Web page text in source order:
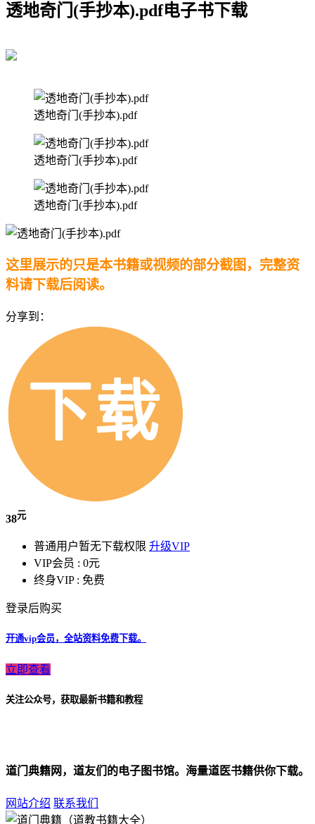
透地奇门(手抄本).pdf电子书下载
透地奇门(手抄本).pdf
透地奇门(手抄本).pdf
透地奇门(手抄本).pdf
这里展示的只是本书籍或视频的部分截图，完整资
料请下载后阅读。
分享到：
38元
普通用户暂无下载权限 升级VIP
VIP会员 : 0元
终身VIP : 免费
登录后购买
开通vip会员，全站资料免费下载。
立即查看
关注公众号，获取最新书籍和教程
道门典籍网，道友们的电子图书馆。海量道医书籍供你下载。
网站介绍 联系我们